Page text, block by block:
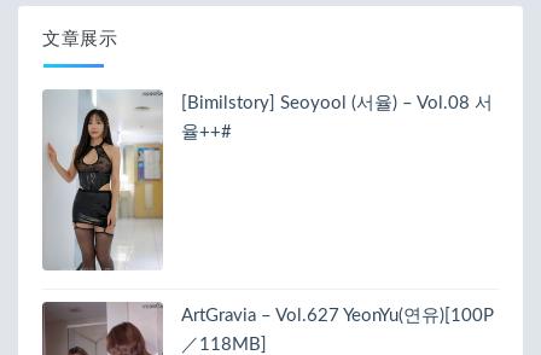
文章展示
[Bimilstory] Seoyool (서율) – Vol.08 서
율++#
ArtGravia – Vol.627 YeonYu(연유)[100P
／118MB]